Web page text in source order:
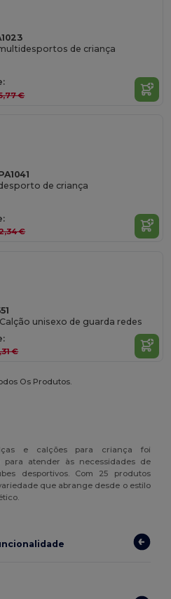
de criança
€
de criança
€
unisexo de guarda redes
€
Os Produtos.
e calções para criança foi
para atender às necessidades de
desportivos. Com 25 produtos
que abrange desde o estilo